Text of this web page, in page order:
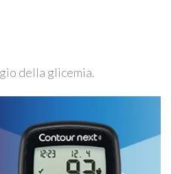
della glicemia.